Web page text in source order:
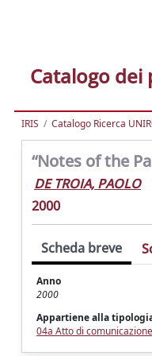
Catalogo
IRIS Catalogo Ricerca
“Notes of the
DE TROIA, PAOLO
2000
Scheda breve
Anno
2000
Appartiene alla
04a Atto di